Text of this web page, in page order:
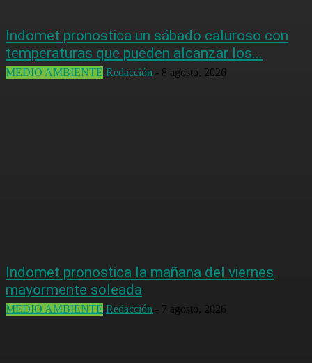
Indomet pronostica un sábado caluroso con
temperaturas que pueden alcanzar los...
MEDIO AMBIENTE Redacción - 8 agosto, 2026
Indomet pronostica la mañana del viernes
mayormente soleada
MEDIO AMBIENTE Redacción - 7 agosto, 2026